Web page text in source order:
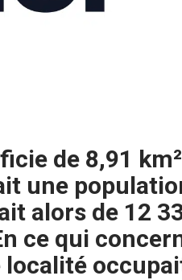
de 8,91
une
alors de 12
ce qui